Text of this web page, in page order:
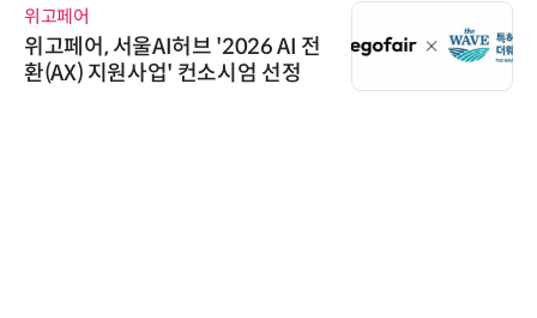
위고페어
위고페어, 서울AI허브 '2026 AI 전
환(AX) 지원사업' 컨소시엄 선정